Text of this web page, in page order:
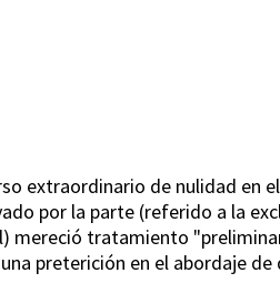
extraordinario de nulidad en
por la parte (referido a la
mereció tratamiento
preterición en el abordaje